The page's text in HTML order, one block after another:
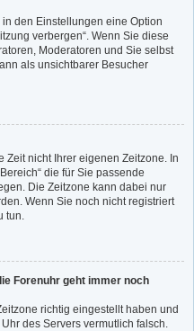
den Einstellungen eine Option
verbergen“. Wenn Sie diese
Moderatoren und Sie selbst
als unsichtbarer Besucher
Zeit nicht Ihrer eigenen Zeitzone. In
die für Sie passende
Die Zeitzone kann dabei nur
Wenn Sie noch nicht registriert
tun.
Forenuhr geht immer noch
richtig eingestellt haben und
des Servers vermutlich falsch.